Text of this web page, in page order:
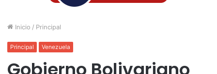
Inicio / Principal
Principal Venezuela